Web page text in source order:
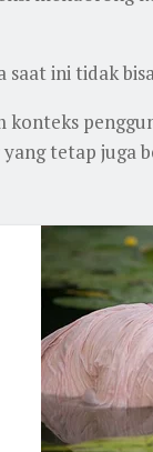
ini tidak
konteks
tetap juga